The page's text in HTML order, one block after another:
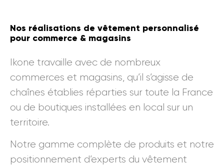
Nos réalisations de vêtement personnalisé
pour commerce & magasins
Ikone travaille avec de nombreux
commerces et magasins, qu’il s’agisse de
chaînes établies réparties sur toute la France
ou de boutiques installées en local sur un
territoire.
Notre gamme complète de produits et notre
positionnement d’experts du vêtement